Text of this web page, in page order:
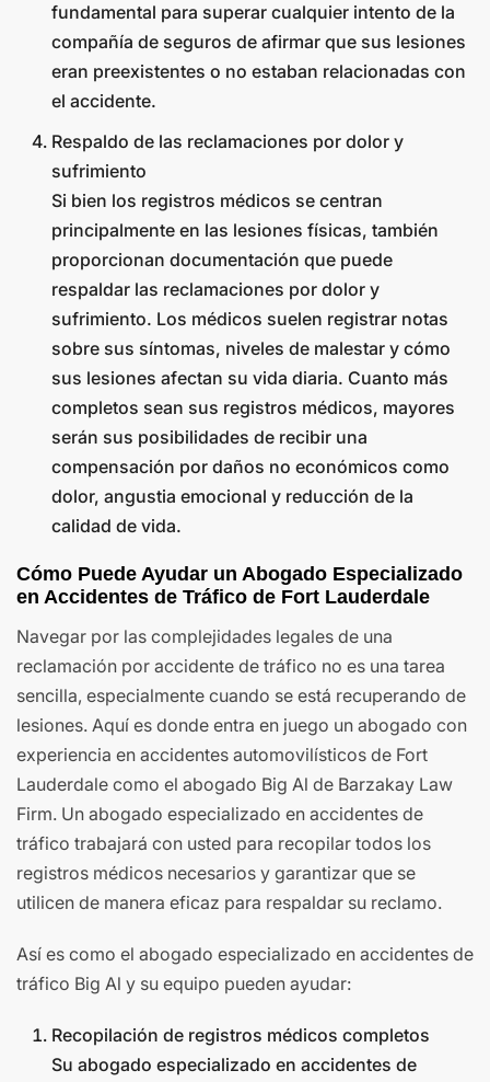
fundamental para superar cualquier intento de la
compañía de seguros de afirmar que sus lesiones
eran preexistentes o no estaban relacionadas con
el accidente.
Respaldo de las reclamaciones por dolor y
sufrimiento
Si bien los registros médicos se centran
principalmente en las lesiones físicas, también
proporcionan documentación que puede
respaldar las reclamaciones por dolor y
sufrimiento. Los médicos suelen registrar notas
sobre sus síntomas, niveles de malestar y cómo
sus lesiones afectan su vida diaria. Cuanto más
completos sean sus registros médicos, mayores
serán sus posibilidades de recibir una
compensación por daños no económicos como
dolor, angustia emocional y reducción de la
calidad de vida.
Cómo Puede Ayudar un Abogado Especializado
en Accidentes de Tráfico de Fort Lauderdale
Navegar por las complejidades legales de una
reclamación por accidente de tráfico no es una tarea
sencilla, especialmente cuando se está recuperando de
lesiones. Aquí es donde entra en juego un abogado con
experiencia en accidentes automovilísticos de Fort
Lauderdale como el abogado Big Al de Barzakay Law
Firm. Un abogado especializado en accidentes de
tráfico trabajará con usted para recopilar todos los
registros médicos necesarios y garantizar que se
utilicen de manera eficaz para respaldar su reclamo.
Así es como el abogado especializado en accidentes de
tráfico Big Al y su equipo pueden ayudar:
Recopilación de registros médicos completos
Su abogado especializado en accidentes de